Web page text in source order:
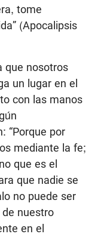
tome
(Apocalipsis
que nosotros
un lugar en el
con las manos
“Porque por
mediante la fe;
que es el
que nadie se
no puede ser
nuestro
en el